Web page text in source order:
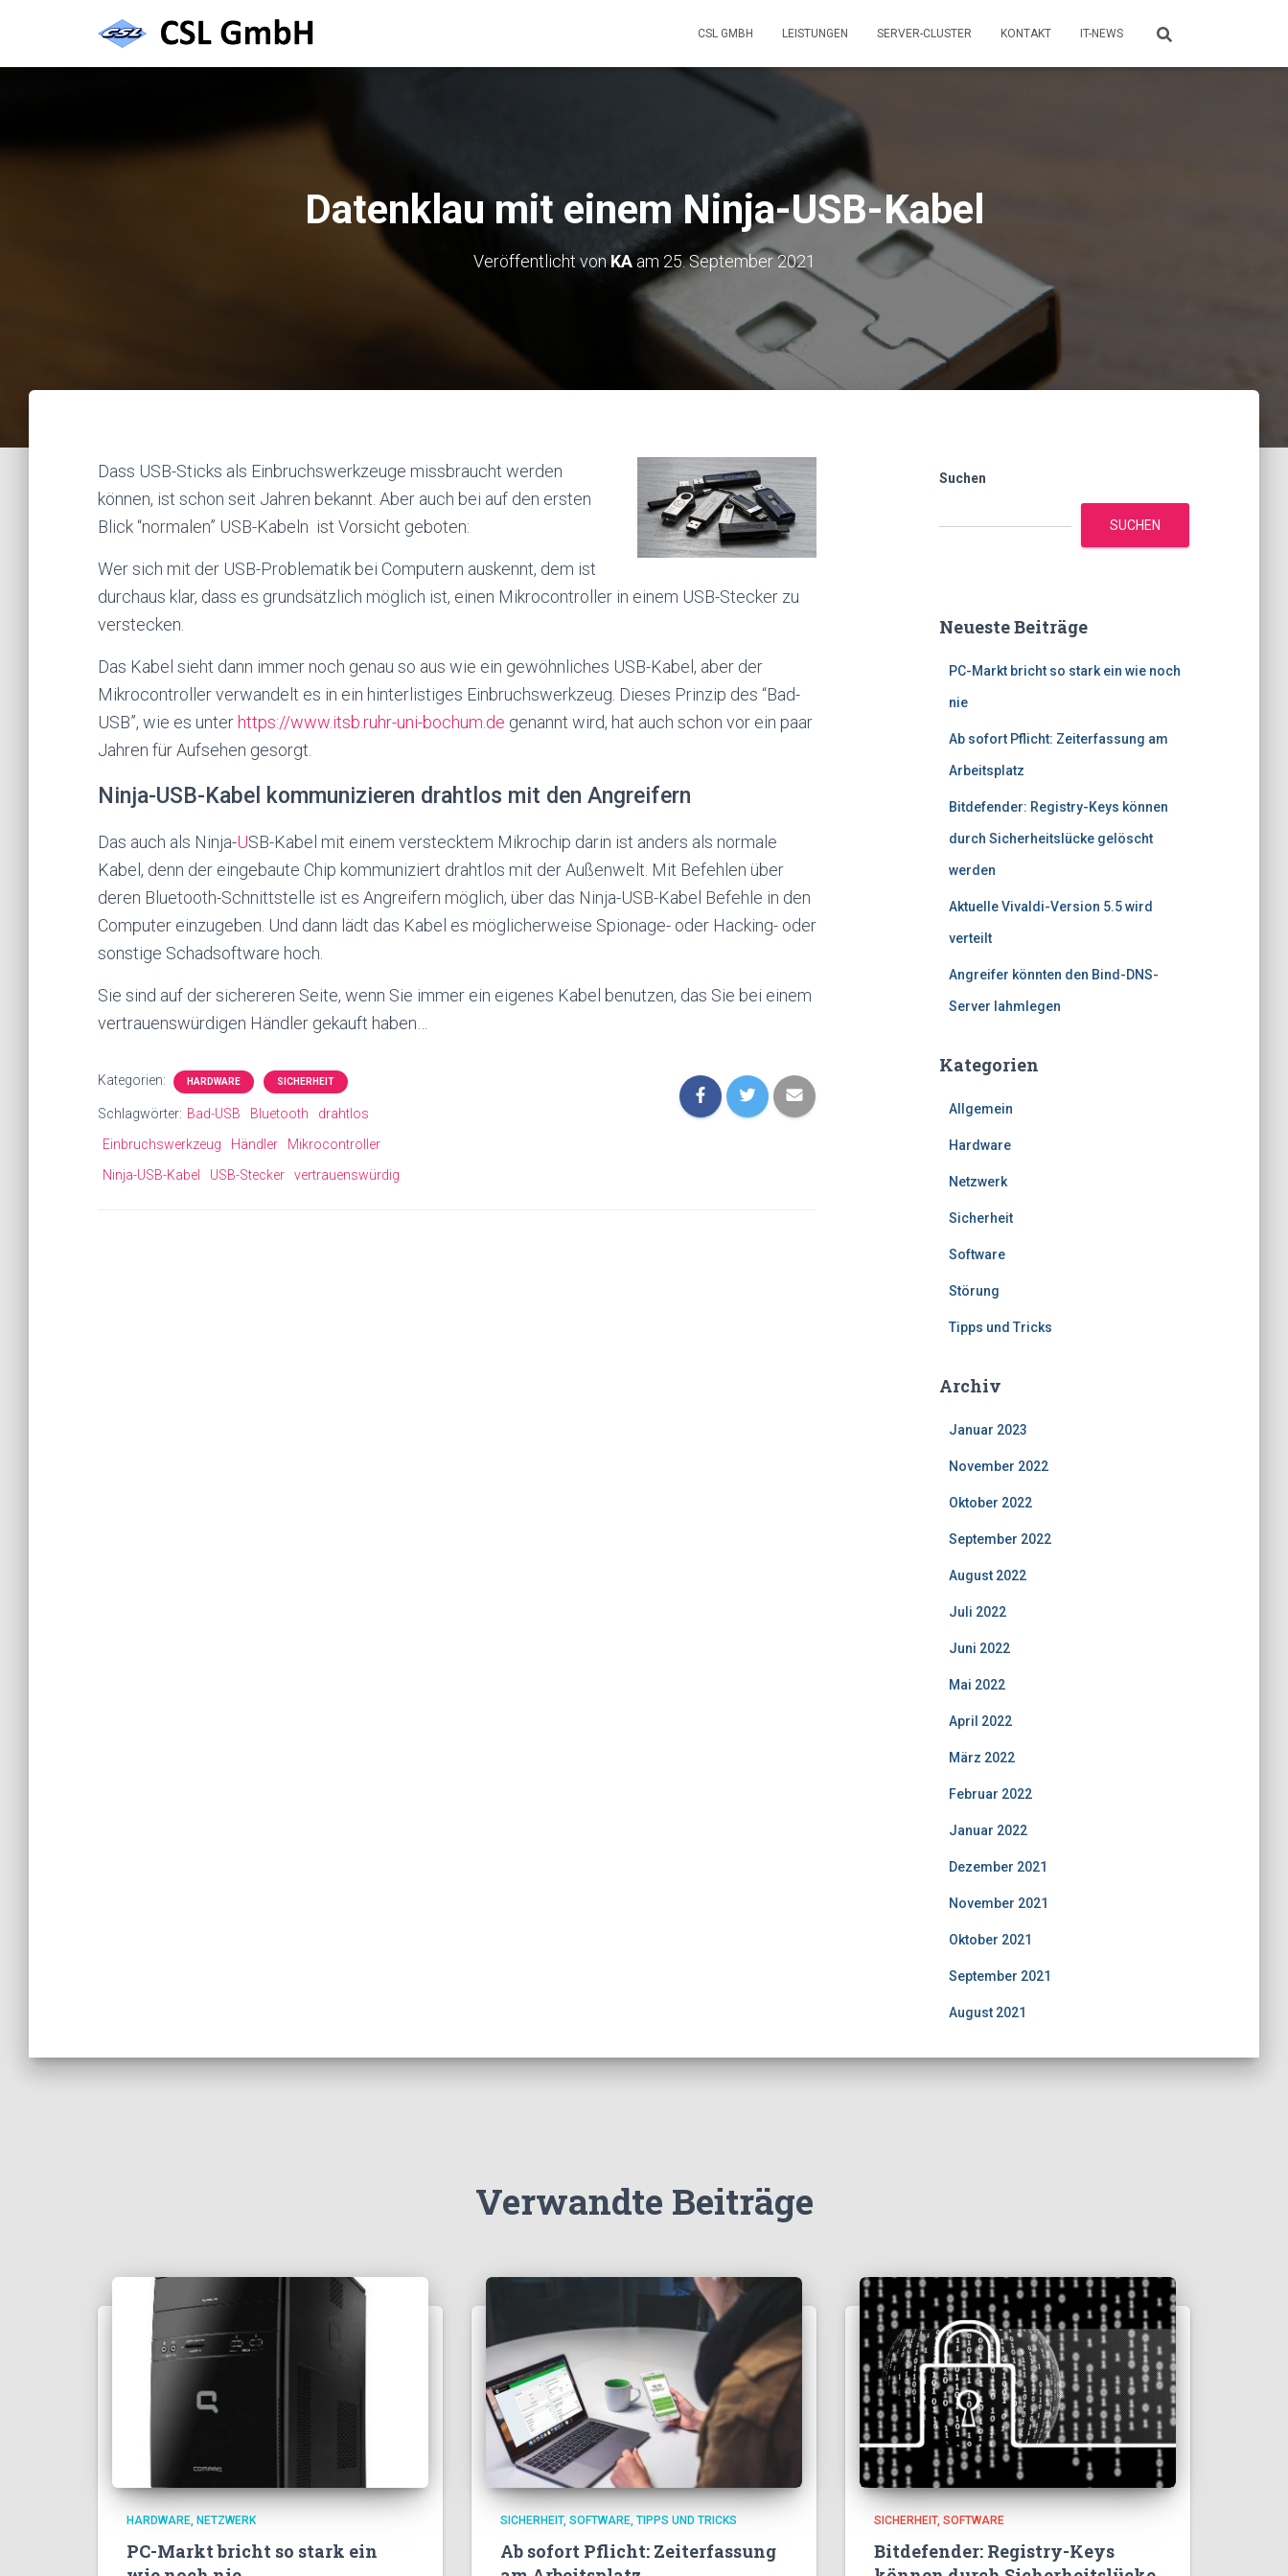
CSL GMBH LEISTUNGEN SERVER-CLUSTER KONTAKT IT-NEWS
Datenklau mit einem Ninja-USB-Kabel
Veröffentlicht vonKAam 25. September 2021
Dass USB-Sticks als Einbruchswerkzeuge missbraucht werden
können, ist schon seit Jahren bekannt. Aber auch bei auf den ersten
Blick “normalen” USB-Kabeln ist Vorsicht geboten:
Wer sich mit der USB-Problematik bei Computern auskennt, dem ist
durchaus klar, dass es grundsätzlich möglich ist, einen Mikrocontroller in einem USB-Stecker zu
verstecken.
Das Kabel sieht dann immer noch genau so aus wie ein gewöhnliches USB-Kabel, aber der
Mikrocontroller verwandelt es in ein hinterlistiges Einbruchswerkzeug. Dieses Prinzip des “Bad-
USB”, wie es unter https://www.itsb.ruhr-uni-bochum.de genannt wird, hat auch schon vor ein paar
Jahren für Aufsehen gesorgt.
Ninja-USB-Kabel kommunizieren drahtlos mit den Angreifern
Das auch als Ninja-USB-Kabel mit einem verstecktem Mikrochip darin ist anders als normale
Kabel, denn der eingebaute Chip kommuniziert drahtlos mit der Außenwelt. Mit Befehlen über
deren Bluetooth-Schnittstelle ist es Angreifern möglich, über das Ninja-USB-Kabel Befehle in den
Computer einzugeben. Und dann lädt das Kabel es möglicherweise Spionage- oder Hacking- oder
sonstige Schadsoftware hoch.
Sie sind auf der sichereren Seite, wenn Sie immer ein eigenes Kabel benutzen, das Sie bei einem
vertrauenswürdigen Händler gekauft haben…
Kategorien: HARDWARE SICHERHEIT
Schlagwörter: Bad-USB Bluetooth
drahtlos
Einbruchswerkzeug
Händler
Mikrocontroller
Ninja-USB-Kabel
USB-Stecker vertrauenswürdig
Suchen
SUCHEN
Neueste Beiträge
PC-Markt bricht so stark ein wie noch
nie
Ab sofort Pflicht: Zeiterfassung am
Arbeitsplatz
Bitdefender: Registry-Keys können
durch Sicherheitslücke gelöscht
werden
Aktuelle Vivaldi-Version 5.5 wird
verteilt
Angreifer könnten den Bind-DNS-
Server lahmlegen
Kategorien
Allgemein
Hardware
Netzwerk
Sicherheit
Software
Störung
Tipps und Tricks
Archiv
Januar 2023
November 2022
Oktober 2022
September 2022
August 2022
Juli 2022
Juni 2022
Mai 2022
April 2022
März 2022
Februar 2022
Januar 2022
Dezember 2021
November 2021
Oktober 2021
September 2021
August 2021
Verwandte Beiträge
HARDWARE NETZWERK
PC-Markt bricht so stark ein
SICHERHEIT SOFTWARE TIPPS UND TRICKS
Ab sofort Pflicht: Zeiterfassung
SICHERHEIT SOFTWARE
Bitdefender: Registry-Keys